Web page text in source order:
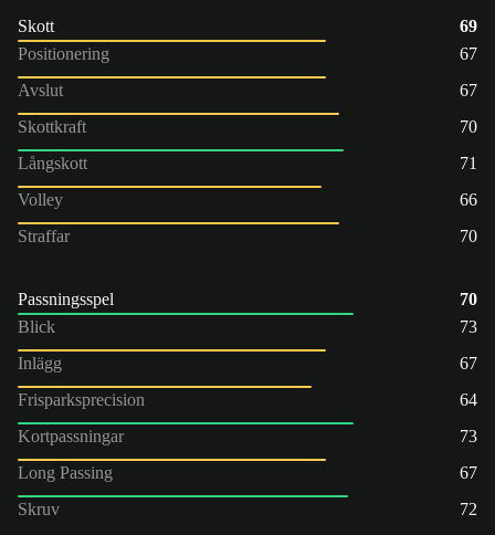
Skott
69
Positionering
67
Avslut
67
Skottkraft
70
Långskott
71
Volley
66
Straffar
70
Passningsspel
70
Blick
73
Inlägg
67
Frisparksprecision
64
Kortpassningar
73
Long Passing
67
Skruv
72